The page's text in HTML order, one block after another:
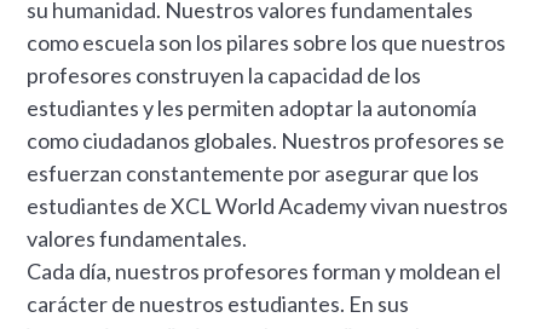
su humanidad. Nuestros valores fundamentales
como escuela son los pilares sobre los que nuestros
profesores construyen la capacidad de los
estudiantes y les permiten adoptar la autonomía
como ciudadanos globales. Nuestros profesores se
esfuerzan constantemente por asegurar que los
estudiantes de XCL World Academy vivan nuestros
valores fundamentales.
Cada día, nuestros profesores forman y moldean el
carácter de nuestros estudiantes. En sus